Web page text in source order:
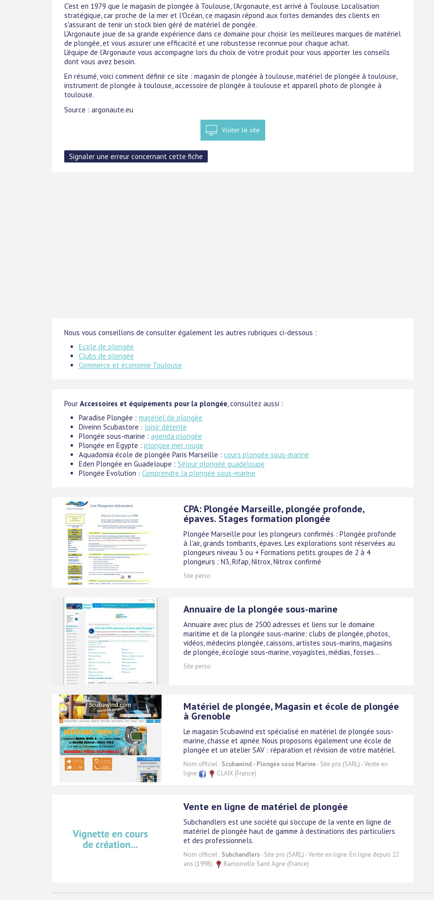
C'est en 1979 que le magasin de plongée à Toulouse, l'Argonaute, est arrivé à Toulouse. Localisation
stratégique, car proche de la mer et l'Océan, ce magasin répond aux fortes demandes des clients en
s'assurant de tenir un stock bien géré de matériel de pongée.
L'Argonaute joue de sa grande expérience dans ce domaine pour choisir les meilleures marques de matériel
de plongée, et vous assurer une efficacité et une robustesse reconnue pour chaque achat.
L'équipe de l'Argonaute vous accompagne lors du choix de votre produit pour vous apporter les conseils
dont vous avez besoin.
En résumé, voici comment définir ce site : magasin de plongée à toulouse, matériel de plongée à toulouse,
instrument de plongée à toulouse, accessoire de plongée à toulouse et appareil photo de plongée à
toulouse.
Source : argonaute.eu
Visiter le site
Nous vous conseillons de consulter également les autres rubriques ci-dessous :
Ecole de plongée
Clubs de plongée
Commerce et économie Toulouse
Pour Accessoires et équipements pour la plongée , consultez aussi :
Paradise Plongée : matériel de plongée
Diveinn Scubastore : loisir détente
Plongée sous-marine : agenda plongée
Plongée en Egypte : plongee mer rouge
Aquadomia école de plongée Paris Marseille : cours plongée sous-marine
Eden Plongée en Guadeloupe : Séjour plongée guadeloupe
Plongée Evolution : Comprendre la plongée sous-marine
CPA: Plongée Marseille, plongée profonde,
épaves. Stages formation plongée
Plongée Marseille pour les plongeurs confirmés : Plongée profonde
à l'air, grands tombants, épaves. Les explorations sont réservées au
plongeurs niveau 3 ou + Formations petits groupes de 2 à 4
plongeurs : N3, Rifap, Nitrox, Nitrox confirmé
Site perso
Annuaire de la plongée sous-marine
Annuaire avec plus de 2500 adresses et liens sur le domaine
maritime et de la plongée sous-marine: clubs de plongée, photos,
vidéos, médecins plongée, caissons, artistes sous-marins, magasins
de plongée, écologie sous-marine, voyagistes, médias, fosses...
Site perso
Matériel de plongée, Magasin et école de plongée
à Grenoble
Le magasin Scubawind est spécialisé en matériel de plongée sous-
marine, chasse et apnée. Nous proposons également une école de
plongée et un atelier SAV : réparation et révision de votre matériel.
Nom officiel : Scubawind - Plongée sous Marine- Site pro (SARL) - Vente en
ligne
CLAIX (France)
Vente en ligne de matériel de plongée
Subchandlers est une société qui s'occupe de la vente en ligne de
matériel de plongée haut de gamme à destinations des particuliers
et des professionnels.
Nom officiel : Subchandlers- Site pro (SARL) - Vente en ligne. En ligne depuis 22
ans (1998).
Ramonville Saint Agne (France)